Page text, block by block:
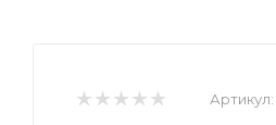
Артикул: